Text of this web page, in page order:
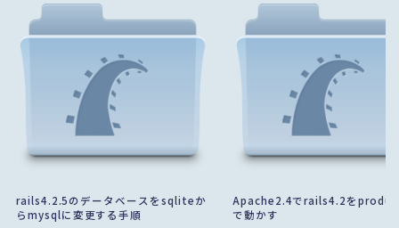
rails4.2.5のデータベースをsqliteか
らmysqlに変更する手順
Apache2.4でrails4.2を
で動かす